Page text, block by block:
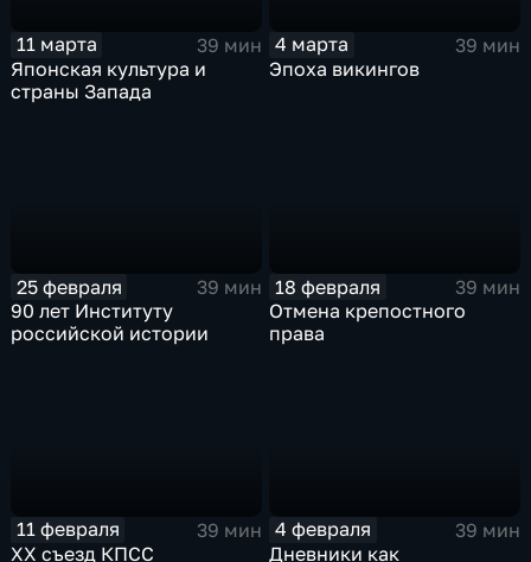
11 марта
39 мин
Японская культура и
страны Запада
4 марта
39 мин
Эпоха викингов
25 февраля
39 мин
90 лет Институту
российской истории
18 февраля
39 мин
Отмена крепостного
права
11 февраля
39 мин
ХХ съезд КПСС
4 февраля
39 мин
Дневники как